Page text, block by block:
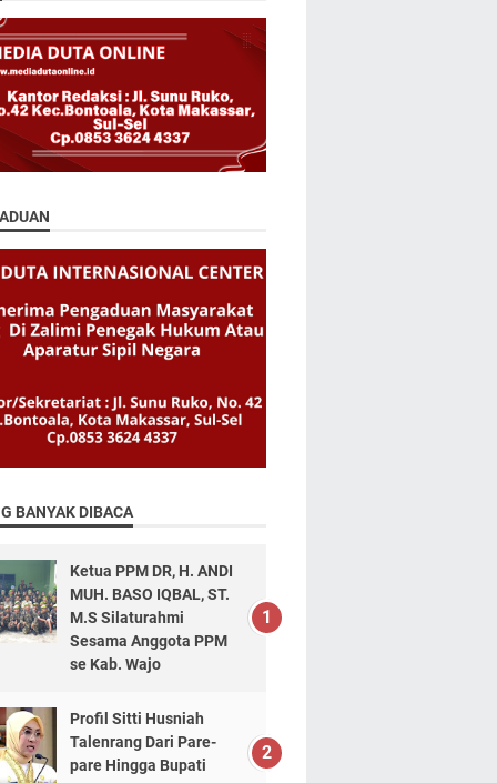
BANYAK DIBACA
Ketua PPM DR, H. ANDI
MUH. BASO IQBAL, ST.
M.S Silaturahmi
Sesama Anggota PPM
se Kab. Wajo
Profil Sitti Husniah
Talenrang Dari Pare-
pare Hingga Bupati